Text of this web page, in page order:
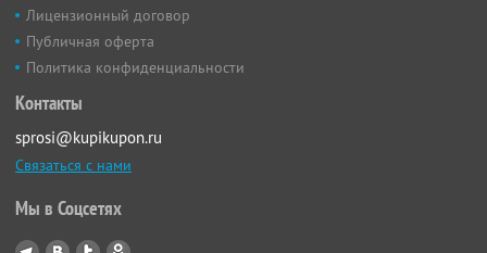
Лицензионный договор
Публичная оферта
Политика конфиденциальности
Контакты
sprosi@kupikupon.ru
Связаться с нами
Мы в Соцсетях